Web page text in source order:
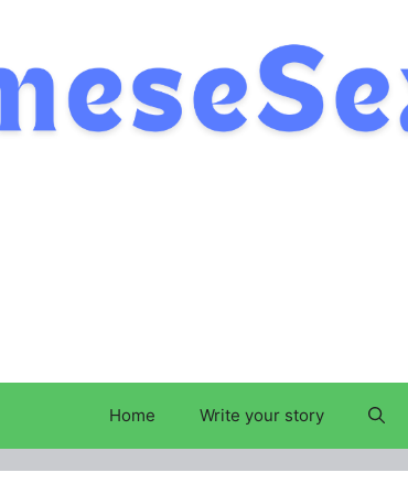
Home Write your story